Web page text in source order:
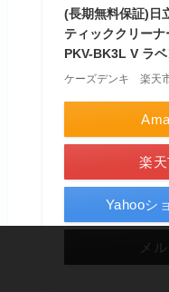
(長期無料保証)日
ティッククリー
PKV-BK3L V ラ
ケーズデンキ 楽天
楽
Yahooシ
メ